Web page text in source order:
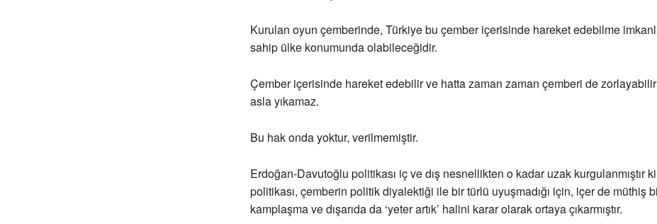
Kurulan oyun çemberinde, Türkiye bu çember içerisinde hareket edebilme
sahip ülke konumunda olabileceğidir.
Çember içerisinde hareket edebilir ve hatta zaman zaman çemberi de
asla yıkamaz.
Bu hak onda yoktur, verilmemiştir.
Erdoğan-Davutoğlu politikası iç ve dış nesnellikten o kadar uzak kurgulanmıştır
politikası, çemberin politik diyalektiği ile bir türlü uyuşmadığı için, içer de müthiş
kamplaşma ve dışarıda da ‘yeter artık’ halini karar olarak ortaya çıkarmıştır.